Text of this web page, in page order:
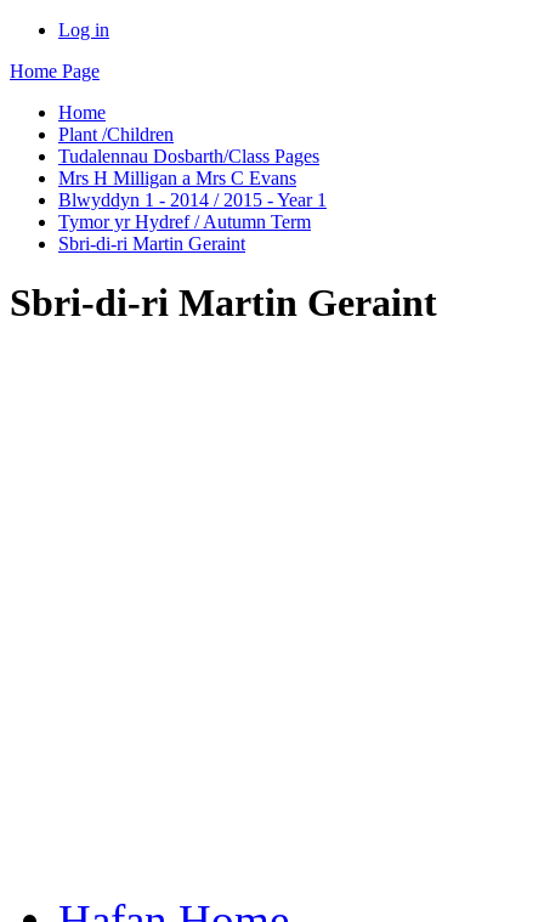
Log in
Home Page
Home
Plant /Children
Tudalennau Dosbarth/Class Pages
Mrs H Milligan a Mrs C Evans
Blwyddyn 1 - 2014 / 2015 - Year 1
Tymor yr Hydref / Autumn Term
Sbri-di-ri Martin Geraint
Sbri-di-ri Martin Geraint